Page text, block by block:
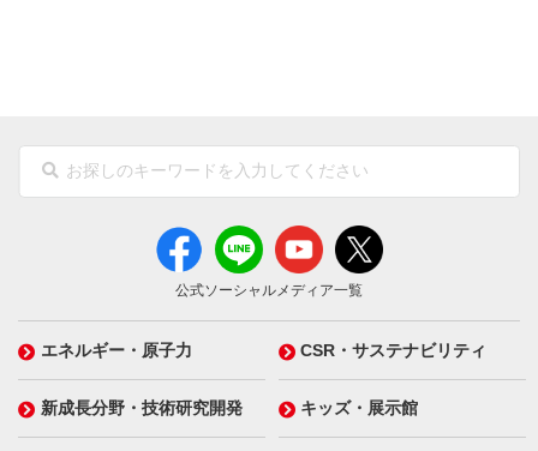
公式ソーシャルメディア一覧
エネルギー・原子力 CSR・サステナビリティ
新成長分野・技術研究開発 キッズ・展示館